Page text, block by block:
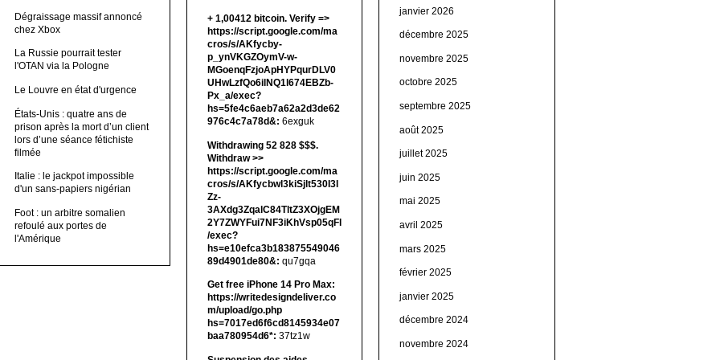
Dégraissage massif annoncé
chez Xbox
La Russie pourrait tester
l'OTAN via la Pologne
Le Louvre en état d'urgence
États-Unis : quatre ans de
prison après la mort d’un client
lors d’une séance fétichiste
filmée
Italie : le jackpot impossible
d'un sans-papiers nigérian
Foot : un arbitre somalien
refoulé aux portes de
l'Amérique
+ 1,00412 bitсоin. Verify =>
https://script.google.com/ma
cros/s/AKfycby-
p_ynVKGZOymV-w-
MGoenqFzjoApHYPqurDLV0
UHwLzfQo6ilNQ1l674EBZb-
Px_a/exec?
hs=5fe4c6aeb7a62a2d3de62
976c4c7a78d&: 6exguk
Withdrawing 52 828 $$$.
Withdrаw >>
https://script.google.com/ma
cros/s/AKfycbwl3kiSjlt530I3l
Zz-
3AXdg3ZqalC84TltZ3XOjgEM
2Y7ZWYFui7NF3iKhVsp05qFl
/exec?
hs=e10efca3b183875549046
89d4901de80&: qu7gqa
Get free iPhone 14 Pro Max:
https://writedesigndeliver.co
m/upload/go.php
hs=7017ed6f6cd8145934e07
baa780954d6*: 37tz1w
janvier 2026
décembre 2025
novembre 2025
octobre 2025
septembre 2025
août 2025
juillet 2025
juin 2025
mai 2025
avril 2025
mars 2025
février 2025
janvier 2025
décembre 2024
novembre 2024